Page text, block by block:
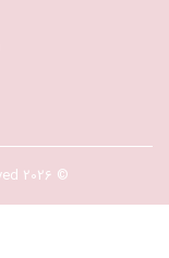
© 2026 Pandora-Iran.ir Inc. All rights reserved